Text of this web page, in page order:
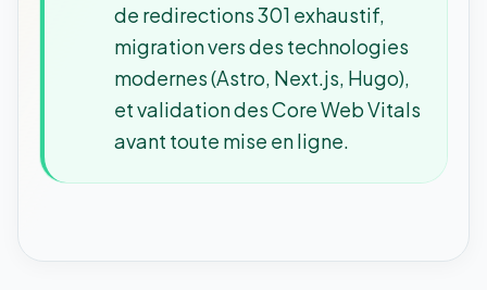
de redirections 301 exhaustif,
migration vers des technologies
modernes (Astro, Next.js, Hugo),
et validation des Core Web Vitals
avant toute mise en ligne.